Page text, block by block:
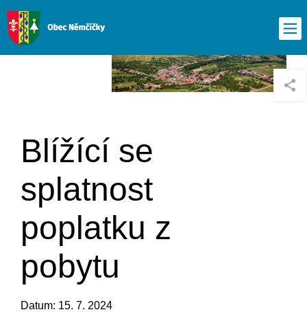
Blížící se
splatnost
poplatku z
pobytu
Datum: 15. 7. 2024